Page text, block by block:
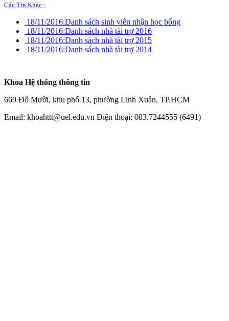
Các Tin Khác :
18/11/2016:Danh sách sinh viên nhận học bổng
18/11/2016:Danh sách nhà tài trợ 2016
18/11/2016:Danh sách nhà tài trợ 2015
18/11/2016:Danh sách nhà tài trợ 2014
Khoa Hệ thống thông tin
669 Đỗ Mười, khu phố 13, phường Linh Xuân, TP.HCM
Email: khoahttt@uel.edu.vn Điện thoại: 083.7244555 (6491)